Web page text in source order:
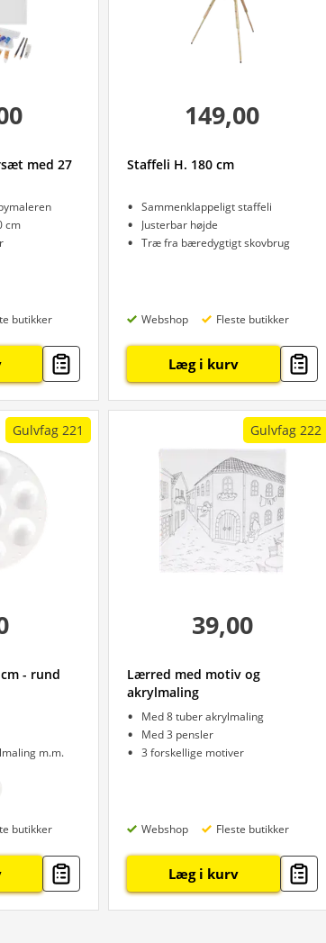
med 27
cm
butikker
149,00
Staffeli H. 180 cm
Sammenklappeligt staffeli
Justerbar højde
Træ fra bæredygtigt skovbrug
Webshop Fleste butikker
Læg i kurv
Gulvfag 221
- rund
m.m.
butikker
Gulvfag 222
39,00
Lærred med motiv og
akrylmaling
Med 8 tuber akrylmaling
Med 3 pensler
3 forskellige motiver
Webshop Fleste butikker
Læg i kurv